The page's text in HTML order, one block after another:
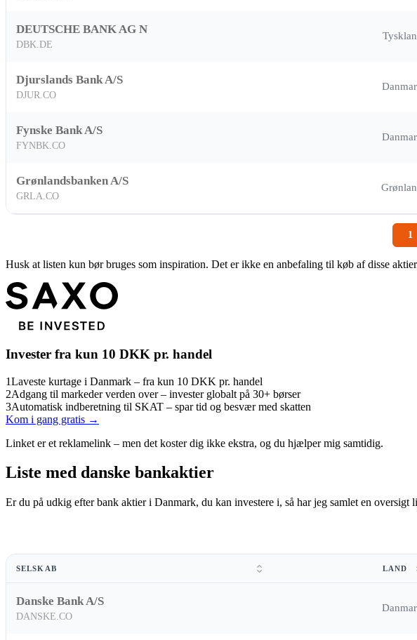
DEUTSCHE BANK AG N
DBK.DE
Djurslands Bank A/S
DJUR.CO
Fynske Bank A/S
FYNBK.CO
Grønlandsbanken A/S
GRLA.CO
1
Husk at listen kun bør bruges som inspiration. Det er ikke en anbefaling til køb af disse
Invester fra kun 10 DKK pr. handel
1Laveste kurtage i Danmark – fra kun 10 DKK pr. handel
2Adgang til markeder verden over – invester globalt på 30+ børser
3Automatisk indberetning til SKAT – spar tid og besvær med skatten
Kom i gang gratis →
Linket er et reklamelink – men det koster dig ikke ekstra, og du hjælper mig samtidig.
Liste med danske bankaktier
Er du på udkig efter bank aktier i Danmark, du kan investere i, så har jeg samlet en
SELSKAB LAND
Danske Bank A/S
DANSKE.CO